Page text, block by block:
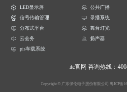
LED显示屏
公共广播
信号传输管理
录播系统
分布式平台
舞台灯光
云会务
扬声器
pis车载系统
itc官网 咨询热线：
Copyright © 广东保伦电子股份有限公司 粤ICP备